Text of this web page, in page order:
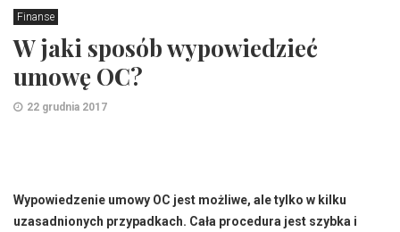
Finanse
W jaki sposób wypowiedzieć
umowę OC?
22 grudnia 2017
Wypowiedzenie umowy OC jest możliwe, ale tylko w kilku
uzasadnionych przypadkach. Cała procedura jest szybka i